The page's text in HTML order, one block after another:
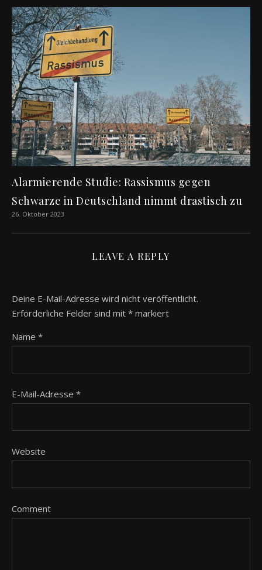
Alarmierende Studie: Rassismus gegen
Schwarze in Deutschland nimmt drastisch zu
26. Oktober 2023
LEAVE A REPLY
Deine E-Mail-Adresse wird nicht veröffentlicht.
Erforderliche Felder sind mit * markiert
Name *
E-Mail-Adresse *
Website
Comment